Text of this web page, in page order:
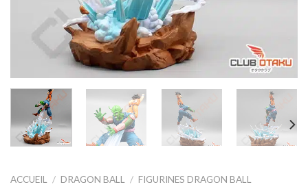
ACCUEIL / DRAGON BALL / FIGURINES DRAGON BALL